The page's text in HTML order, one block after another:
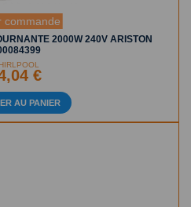
commande
2000W 240V ARISTON
€
AU PANIER